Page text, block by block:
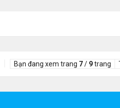
Bạn đang xem trang 7/ 9trang